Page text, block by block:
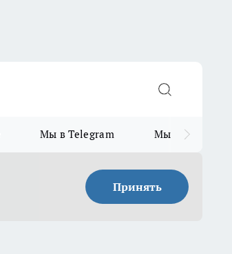
Мы в Telegram Мы в MAX
Принять